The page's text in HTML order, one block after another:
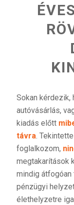
Sokan kérdezik,
autóvásárlás,
kiadás előtt
távra.
foglalkozom,
megtakarítások
mindig átfogóan
pénzügyi
élethelyzetre